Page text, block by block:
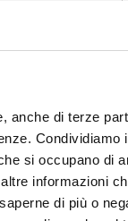
anche di terze
si occupano di
informazioni
di più o